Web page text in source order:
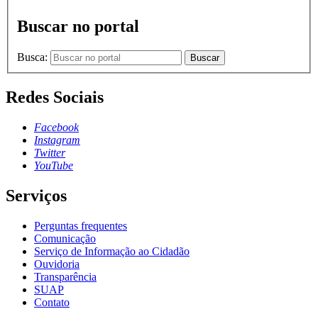
Buscar no portal
Busca: Buscar
Redes Sociais
Facebook
Instagram
Twitter
YouTube
Serviços
Perguntas frequentes
Comunicação
Serviço de Informação ao Cidadão
Ouvidoria
Transparência
SUAP
Contato